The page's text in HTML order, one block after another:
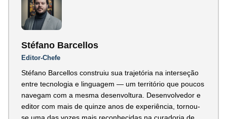
Stéfano Barcellos
Editor-Chefe
Stéfano Barcellos construiu sua trajetória na interseção
entre tecnologia e linguagem — um território que poucos
navegam com a mesma desenvoltura. Desenvolvedor e
editor com mais de quinze anos de experiência, tornou-
se uma das vozes mais reconhecidas na curadoria de